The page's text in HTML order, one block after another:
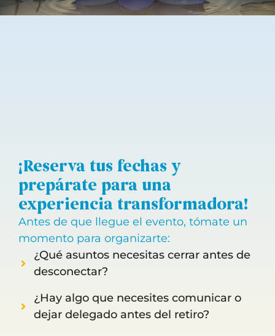
¡Reserva tus fechas y
prepárate para una
experiencia transformadora!
Antes de que llegue el evento, tómate un
momento para organizarte:
¿Qué asuntos necesitas cerrar antes de
desconectar?
¿Hay algo que necesites comunicar o
dejar delegado antes del retiro?